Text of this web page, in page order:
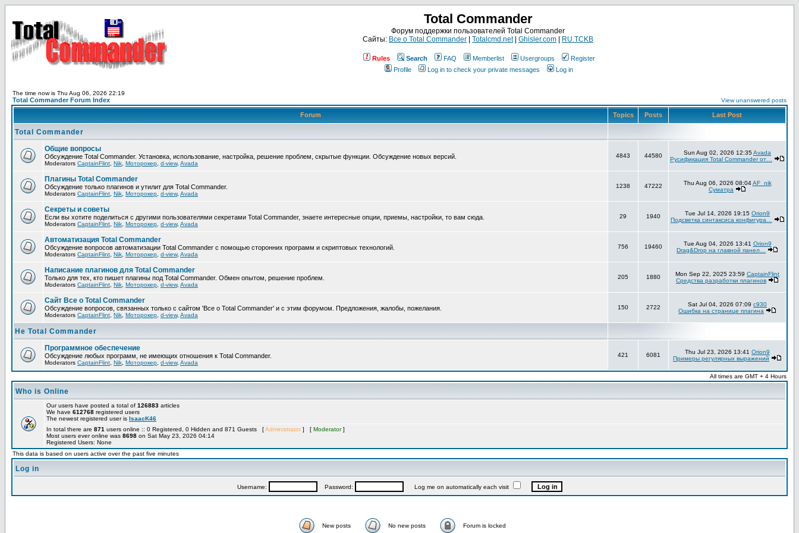
Total Commander
Форум поддержки пользователей Total Commander
Сайты: Все о Total Commander Totalcmd.net| Ghisler.com RU.TCKB
Rules Search FAQ Memberlist Usergroups
Register
Profile
Log in to check your private messages Log in
The time now is Thu Aug 06, 2026 22:19
Total Commander Forum Index View unanswered posts
Forum Topics Posts Last Post
Total Commander
Общие вопросы
Обсуждение Total Commander. Установка, использование, настройка, решение проблем, скрытые функции. Обсуждение новых версий.
Moderators CaptainFlint Nik Моторокер d-view, Avada
4843 44580 Sun Aug 02, 2026 12:35 Avada
Русификация Total Commander от…
Плагины Total Commander
Обсуждение только плагинов и утилит для Total Commander.
Moderators CaptainFlint Nik Моторокер d-view, Avada
1238 47222 Thu Aug 06, 2026 08:04AF_nik
Суматра
Секреты и советы
Если вы хотите поделиться с другими пользователями секретами Total Commander, знаете интересные опции, приемы, настройки, то вам сюда.
Moderators CaptainFlint Nik Моторокер d-view, Avada
29 1940 Tue Jul 14, 2026 19:15 Orion9
Подсветка синтаксиса конфигура…
Автоматизация Total Commander
Обсуждение вопросов автоматизации Total Commander с помощью сторонних программ и скриптовых технологий.
Moderators CaptainFlint Nik Моторокер d-view, Avada
756 19460 Tue Aug 04, 2026 13:41 Orion9
Drag&Drop на главной панел…
Написание плагинов для Total Commander
Только для тех, кто пишет плагины под Total Commander. Обмен опытом, решение проблем.
Moderators CaptainFlint Nik Моторокер d-view, Avada
205 1880 Mon Sep 22, 2025 23:59 CaptainFlint
Средства разработки плагинов
Сайт Все о Total Commander
Обсуждение вопросов, связанных только с сайтом 'Все о Total Commander' и с этим форумом. Предложения, жалобы, пожелания.
Moderators CaptainFlint Nik Моторокер d-view, Avada
150 2722 Sat Jul 04, 2026 07:09 c930
Ошибка на странице плагина
Не Total Commander
Программное обеспечение
Обсуждение любых программ, не имеющих отношения к Total Commander.
Moderators CaptainFlint Nik Моторокер d-view, Avada
421 6081 Thu Jul 23, 2026 13:41 Orion9
Примеры регулярных выражений
All times are GMT + 4 Hours
Who is Online
Our users have posted a total of 126883 articles
We have 612768 registered users
The newest registered user is IsaacK46
In total there are 871 users online :: 0 Registered, 0 Hidden and 871 Guests [Administrator ] [ Moderator]
Most users ever online was 8698 on Sat May 23, 2026 04:14
Registered Users: None
This data is based on users active over the past five minutes
Log in
Username: Password: Log me on automatically each visit
New posts No new posts Forum is locked